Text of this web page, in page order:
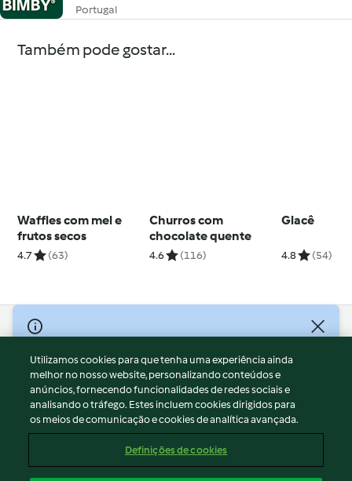
Portugal
Também pode gostar...
Waffles com mel e
frutos secos
4.7 (63)
Churros com
chocolate quente
4.6 (116)
Glacê
4.8 (54)
© Copyright 2026
Termos de Utilização
Aviso sobre Proteção de Dados
Aviso
Apoio legal
Conteúdo do relatório
Utilizamos cookies para que tenha uma experiência ainda
melhor no nosso website, personalizando conteúdos e
anúncios, fornecendo funcionalidades de redes sociais e
analisando o tráfego. Estes incluem cookies dirigidos para
os meios de comunicação e cookies de analítica avançada.
Definições de cookies